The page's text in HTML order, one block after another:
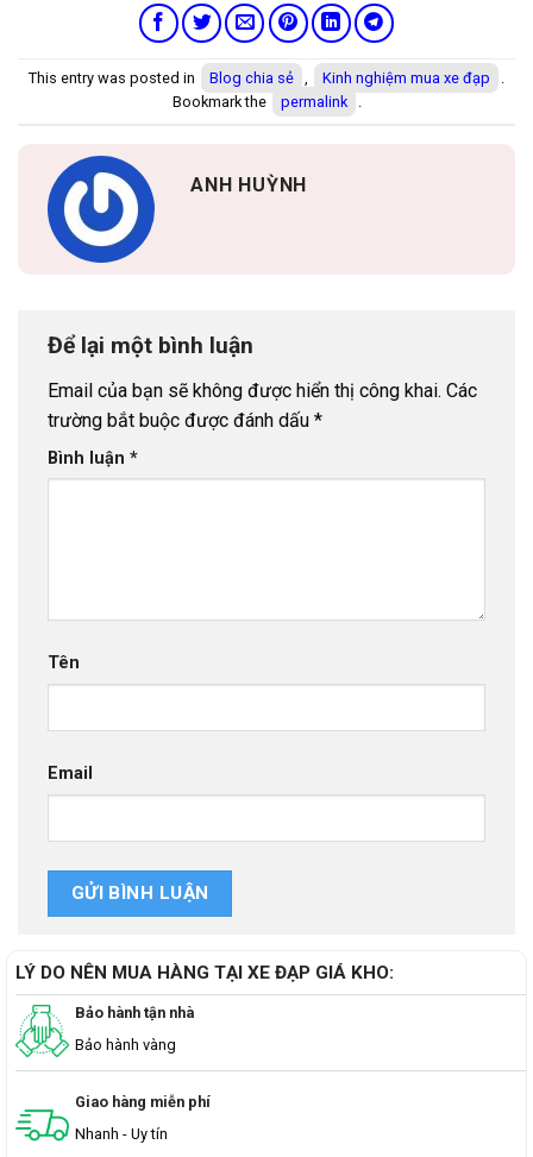
This entry was posted in Blog chia sẻ , Kinh nghiệm mua xe đạp
.
Bookmark the
permalink .
ANH HUỲNH
Để lại một bình luận
Email của bạn sẽ không được hiển thị công khai. Các
trường bắt buộc được đánh dấu *
Bình luận *
Tên
Email
LÝ DO NÊN MUA HÀNG TẠI XE ĐẠP GIÁ KHO:
Bảo hành tận nhà
Bảo hành vàng
Giao hàng miễn phí
Nhanh - Uy tín